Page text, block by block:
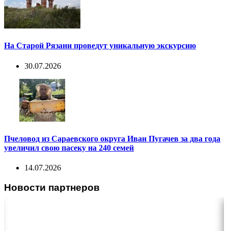
На Старой Рязани проведут уникальную экскурсию
30.07.2026
Пчеловод из Сараевского округа Иван Пугачев за два года
увеличил свою пасеку на 240 семей
14.07.2026
Новости партнеров